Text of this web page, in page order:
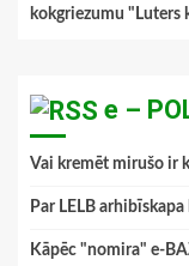
kokgriezumu "Luters
e –
Vai kremēt mirušo ir
Par LELB
Kāpēc "nomira" e-